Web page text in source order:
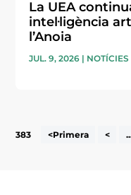
La UEA
intel·ligència
l’Anoia
JUL. 9, 2026 | NOTÍCIES
383
<Primera <